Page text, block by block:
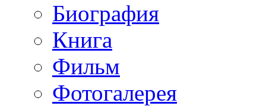
Биография
Книга
Фильм
Фотогалерея